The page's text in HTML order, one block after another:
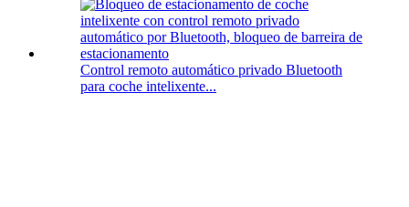
Control remoto automático privado Bluetooth
para coche intelixente...